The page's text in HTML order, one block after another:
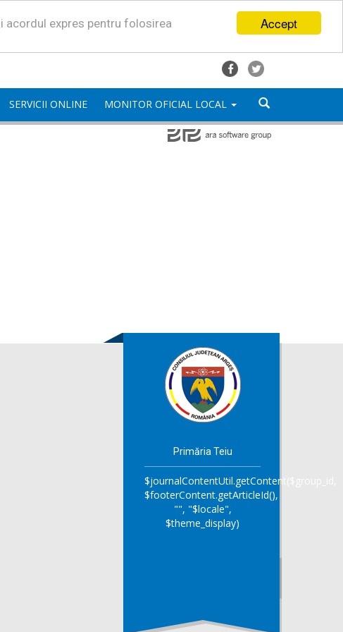
Accept
acordul expres pentru folosirea
SERVICII ONLINE MONITOR OFICIAL LOCAL
Primăria Teiu
$journalContentUtil.getContent($group_id,
$footerContent.getArticleId(),
"", "$locale",
$theme_display)